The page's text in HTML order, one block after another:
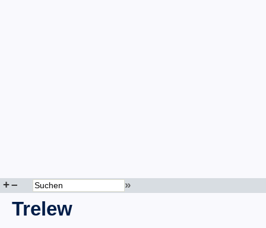
+– »
Trelew